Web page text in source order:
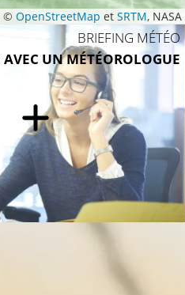
13°C
© OpenStreetMap et SRTM, NASA
BRIEFING MÉTÉO
AVEC UN MÉTÉOROLOGUE